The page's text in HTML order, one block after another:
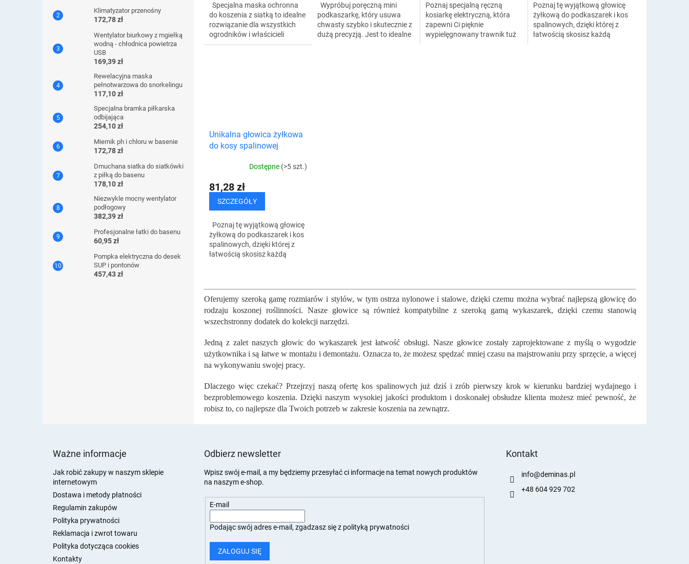
Klimatyzator przenośny
172,78 zł
Wentylator biurkowy z mgiełką
wodną - chłodnica powietrza
USB
169,39 zł
Rewelacyjna maska ​​
pełnotwarzowa do snorkelingu
117,10 zł
Specjalna bramka piłkarska
odbijająca
254,10 zł
Miernik ph i chloru w basenie
172,78 zł
Dmuchana siatka do siatkówki
z piłką do basenu
178,10 zł
Niezwykle mocny wentylator
podłogowy
382,39 zł
Profesjonalne łatki do basenu
60,95 zł
Pompka elektryczna do desek
SUP i pontonów
457,43 zł
Specjalna maska ochronna
do koszenia z siatką to idealne
rozwiązanie dla wszystkich
ogrodników i właścicieli
trawników, którzy chcą
Wypróbuj poręczną mini
podkaszarkę, który usuwa
chwasty szybko i skutecznie z
dużą precyzją. Jest to idealne
Poznaj specjalną ręczną
kosiarkę elektryczną, która
zapewni Ci pięknie
wypielęgnowany trawnik tuż
Poznaj tę wyjątkową głowicę
żyłkową do podkaszarek i kos
spalinowych, dzięki której z
łatwością skosisz każdą
Unikalna głowica żyłkowa
do kosy spalinowej
Dostępne (>5 szt.)
81,28 zł
SZCZEGÓŁY
Poznaj tę wyjątkową głowicę
żyłkową do podkaszarek i kos
spalinowych, dzięki której z
łatwością skosisz każdą
o
n
t
r
k
i
s
t
y
Oferujemy szeroką gamę rozmiarów i stylów, w tym ostrza nylonowe i stalowe, dzięki czemu można wybrać najlepszą głowicę do
rodzaju koszonej roślinności. Nasze głowice są również kompatybilne z szeroką gamą wykaszarek, dzięki czemu stanowią
wszechstronny dodatek do kolekcji narzędzi.
Jedną z zalet naszych głowic do wykaszarek jest łatwość obsługi. Nasze głowice zostały zaprojektowane z myślą o wygodzie
użytkownika i są łatwe w montażu i demontażu. Oznacza to, że możesz spędzać mniej czasu na majstrowaniu przy sprzęcie, a więcej
na wykonywaniu swojej pracy.
Dlaczego więc czekać? Przejrzyj naszą ofertę kos spalinowych już dziś i zrób pierwszy krok w kierunku bardziej wydajnego i
bezproblemowego koszenia. Dzięki naszym wysokiej jakości produktom i doskonałej obsłudze klienta możesz mieć pewność, że
robisz to, co najlepsze dla Twoich potrzeb w zakresie koszenia na zewnątrz.
Ważne informacje
Jak robić zakupy w naszym sklepie
internetowym
Dostawa i metody płatności
Regulamin zakupów
Polityka prywatności
Reklamacja i zwrot towaru
Polityka dotycząca cookies
Kontakty
Odbierz newsletter
Wpisz swój e-mail, a my będziemy przesyłać ci informacje na temat nowych produktów
na naszym e-shop.
E-mail
Podając swój adres e-mail, zgadzasz się z polityką prywatności
ZALOGUJ SIĘ
Kontakt
info@deminas.pl
+48 604 929 702